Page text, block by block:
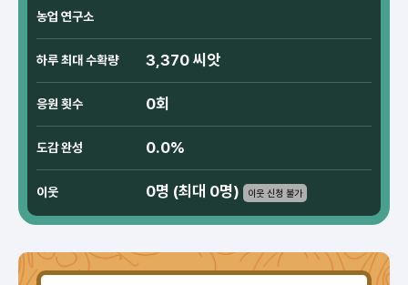
농업 연구소
하루 최대 수확량 3,370 씨앗
응원 횟수 0회
도감 완성 0.0%
이웃 0명 (최대 0명) 이웃 신청 불가